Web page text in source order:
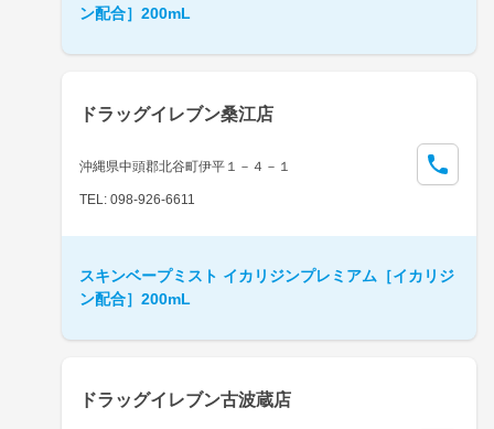
ン配合］200mL
ドラッグイレブン桑江店
沖縄県中頭郡北谷町伊平１－４－１
TEL: 098-926-6611
スキンベープミスト イカリジンプレミアム［イカリジ
ン配合］200mL
ドラッグイレブン古波蔵店